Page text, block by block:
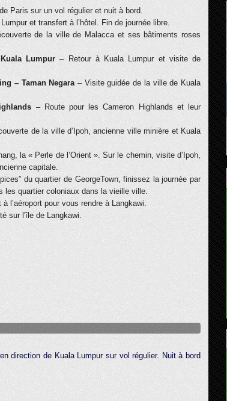
Paris sur un vol régulier et nuit à bord.
et transfert à l’hôtel. Fin de journée libre.
de la ville de Malacca et ses bâtiments roses
Lumpur – Retour à Kuala Lumpur et visite de
– Taman Negara– Visite guidée de la ville de Kuala
– Route pour les Cameron Highlands et leur
de la ville d’Ipoh, ancienne ville minière et Kuala
la « Perle de l’Orient ». Sur le chemin, visite d’Ipoh,
capitale.
du quartier de GeorgeTown, finissez la journée par
quartier coloniaux dans la vieille ville.
à l’aéroport pour vous rendre à Langkawi.
sur l'île de Langkawi.
direction de Kuala Lumpur sur vol régulier. Nuit à bord